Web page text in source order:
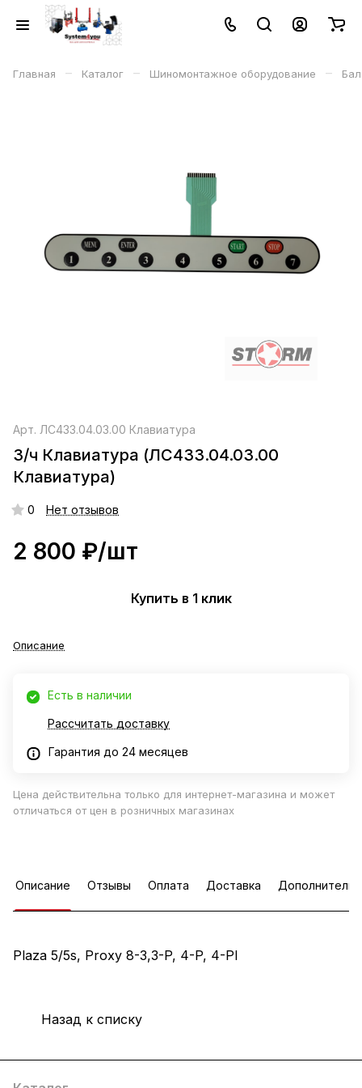
Главная – Каталог – Шиномонтажное оборудование –
Арт. ЛС433.04.03.00 Клавиатура
З/ч Клавиатура (ЛС433.04.03.00
Клавиатура)
0 Нет отзывов
2 800 ₽/шт
Купить в 1 клик
Описание
Есть в наличии
Рассчитать доставку
Гарантия до 24 месяцев
Цена действительна только для интернет-магазина и может
отличаться от цен в розничных магазинах
Описание Отзывы Оплата Доставка
Plaza 5/5s, Proxy 8-3,3-P, 4-P, 4-PI
Назад к списку